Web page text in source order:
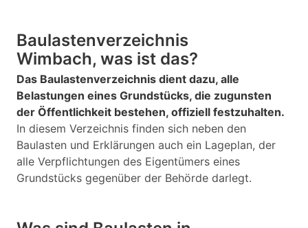
Baulastenverzeichnis
Wimbach, was ist das?
Das Baulastenverzeichnis dient dazu, alle
Belastungen eines Grundstücks, die zugunsten
der Öffentlichkeit bestehen, offiziell festzuhalten.
In diesem Verzeichnis finden sich neben den
Baulasten und Erklärungen auch ein Lageplan, der
alle Verpflichtungen des Eigentümers eines
Grundstücks gegenüber der Behörde darlegt.